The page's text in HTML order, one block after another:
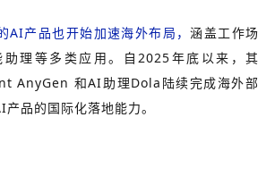
AI产品也开始加速海外布局，涵盖工作场
理等多类应用。自2025年底以来，其
AnyGen 和AI助理Dola陆续完成海外部
品的国际化落地能力。